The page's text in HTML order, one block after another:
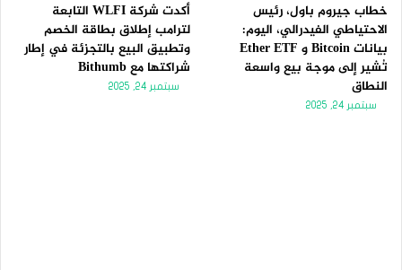
خطاب جيروم باول، رئيس
الاحتياطي الفيدرالي، اليوم:
بيانات Bitcoin و Ether ETF
تُشير إلى موجة بيع واسعة
النطاق
سبتمبر 24, 2025
أكدت شركة WLFI التابعة
لترامب إطلاق بطاقة الخصم
وتطبيق البيع بالتجزئة في إطار
شراكتها مع Bithumb
سبتمبر 24, 2025